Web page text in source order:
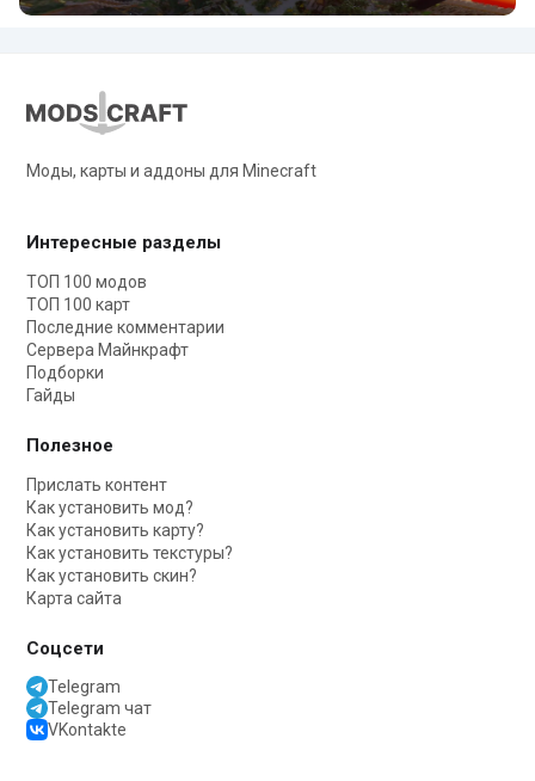
Моды, карты и аддоны для Minecraft
Интересные разделы
ТОП 100 модов
ТОП 100 карт
Последние комментарии
Сервера Майнкрафт
Подборки
Гайды
Полезное
Прислать контент
Как установить мод?
Как установить карту?
Как установить текстуры?
Как установить скин?
Карта сайта
Соцсети
Telegram
Telegram чат
VKontakte